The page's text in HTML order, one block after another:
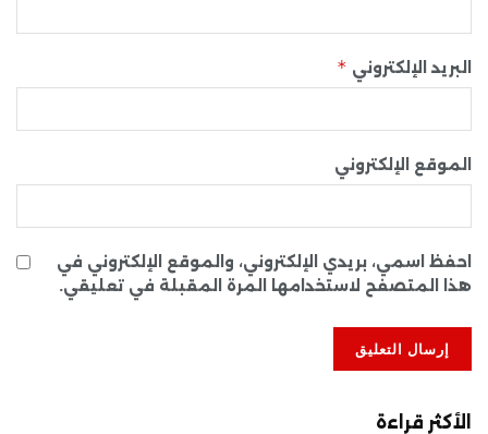
البريد الإلكتروني *
الموقع الإلكتروني
احفظ اسمي، بريدي الإلكتروني، والموقع الإلكتروني في
هذا المتصفح لاستخدامها المرة المقبلة في تعليقي.
الأكثر قراءة